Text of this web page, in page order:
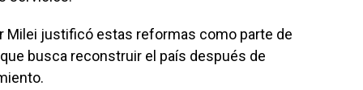
Milei justificó estas reformas como parte de
busca reconstruir el país después de